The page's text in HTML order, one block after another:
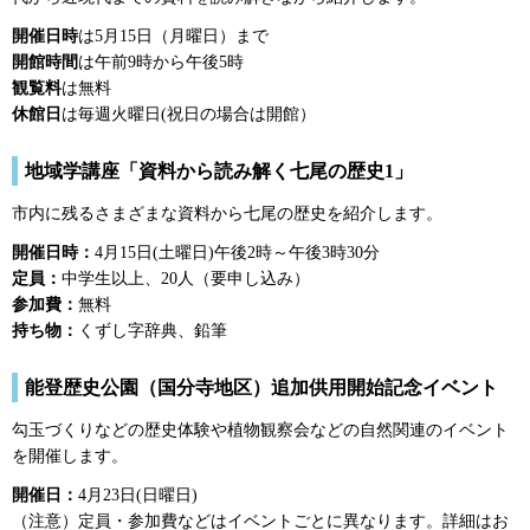
開催日時は5月15日（月曜日）まで
開館時間 は午前9時から午後5時
観覧料は無料
休館日 は毎週火曜日(祝日の場合は開館）
地域学講座「資料から読み解く七尾の歴史1」
市内に残るさまざまな資料から七尾の歴史を紹介します。
開催日時： 4月15日(土曜日)午後2時～午後3時30分
定員： 中学生以上、20人（要申し込み）
参加費： 無料
持ち物： くずし字辞典、鉛筆
能登歴史公園（国分寺地区）追加供用開始記念イベント
勾玉づくりなどの歴史体験や植物観察会などの自然関連のイベント
を開催します。
開催日： 4月23日(日曜日)
（注意）定員・参加費などはイベントごとに異なります。詳細はお